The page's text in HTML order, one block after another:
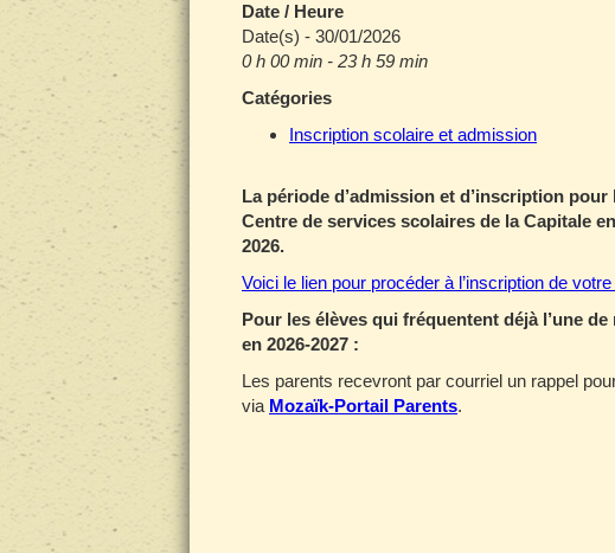
Date / Heure
Date(s) - 30/01/2026
0 h 00 min - 23 h 59 min
Catégories
Inscription scolaire et admission
La période d’admission et d’inscription
Centre de services scolaires de la Capitale
2026.
Voici le lien pour procéder à l’inscription de
Pour les élèves qui fréquentent déjà l’une
en 2026-2027 :
Les parents recevront par courriel un rappel
via Mozaïk-Portail Parents.